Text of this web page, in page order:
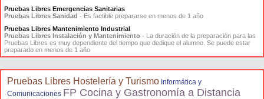
Pruebas Libres Emergencias Sanitarias
Pruebas Libres Sanidad - Es factible prepararse en menos de 1 año
Pruebas Libres Mantenimiento Industrial
Pruebas Libres Instalación y Mantenimiento - La duración de la preparación para las
Pruebas Libres es muy dependiente del tiempo que dedique el alumno. Se puede estar
preparado en menos de 1 año
Pruebas Libres Hostelería y Turismo Informática y
Comunicaciones FP Cocina y Gastronomía a Distancia